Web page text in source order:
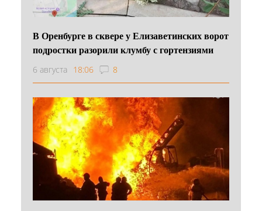
В Оренбурге в сквере у Елизаветинских ворот
подростки разорили клумбу с гортензиями
6 августа 18:06 8